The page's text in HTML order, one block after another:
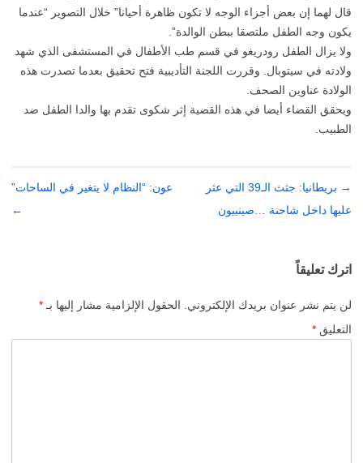
قال لهما إن بعض أجزاء الوجه لا تكون ظاهرة أحيانا” خلال التصوير “عندما
يكون وجه الطفل ملتصقا ببطن الوالدة”.
ولا يزال الطفل رودريغو في قسم طب الأطفال في المستشفى الذي شهد
ولادته في سيتوبال. وقررت اللجنة التأديبية فتح تحقيق بعدما تصدرت هذه
الولادة عناوين الصحف.
ويحقق القضاء أيضا في هذه القضية إثر شكوى تقدم بها والدا الطفل ضد
الطبيب.
تصفّح
المقالات
→
بريطانيا: جثث الـ39 التي عثر
عليها داخل شاحنة …صينييون
عون: “النظام لا يتغير في الساحات”
←
اترك تعليقاً
لن يتم نشر عنوان بريدك الإلكتروني. الحقول الإلزامية مشار إليها بـ *
التعليق *